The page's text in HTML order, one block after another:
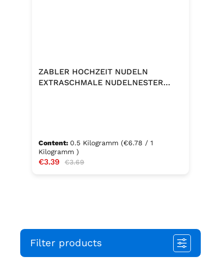
ZABLER HOCHZEIT NUDELN
EXTRASCHMALE NUDELNESTER
Content: 0.5 Kilogramm (€6.78 / 1
Kilogramm )
Sale price:
€3.39 Regular price:
€3.69
Filter products